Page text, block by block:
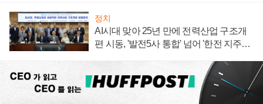
정치
AI시대 맞아 25년 만에 전력산업 구조개
편 시동, '발전5사 통합' 넘어 '한전 지주사'